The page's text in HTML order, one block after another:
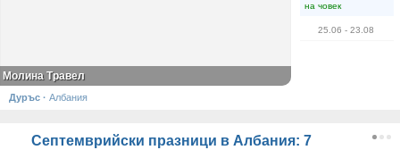
на човек
25.06 - 23.08
Молина Травел
Дуръс · Албания
Септемврийски празници в Албания: 7